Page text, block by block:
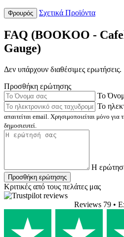
Φρουρός Σχετικά Προϊόντα
FAQ (BOOKOO -
Gauge)
Δεν υπάρχουν διαθέσιμες ερωτήσεις.
Προσθήκη ερώτησης
Το
Το
απαιτείται email. Χρησιμοποιείται μόνο
δημοσιευτεί.
Η
Προσθήκη ερώτησης
Κριτικές από τους πελάτες μας
Reviews 79 •